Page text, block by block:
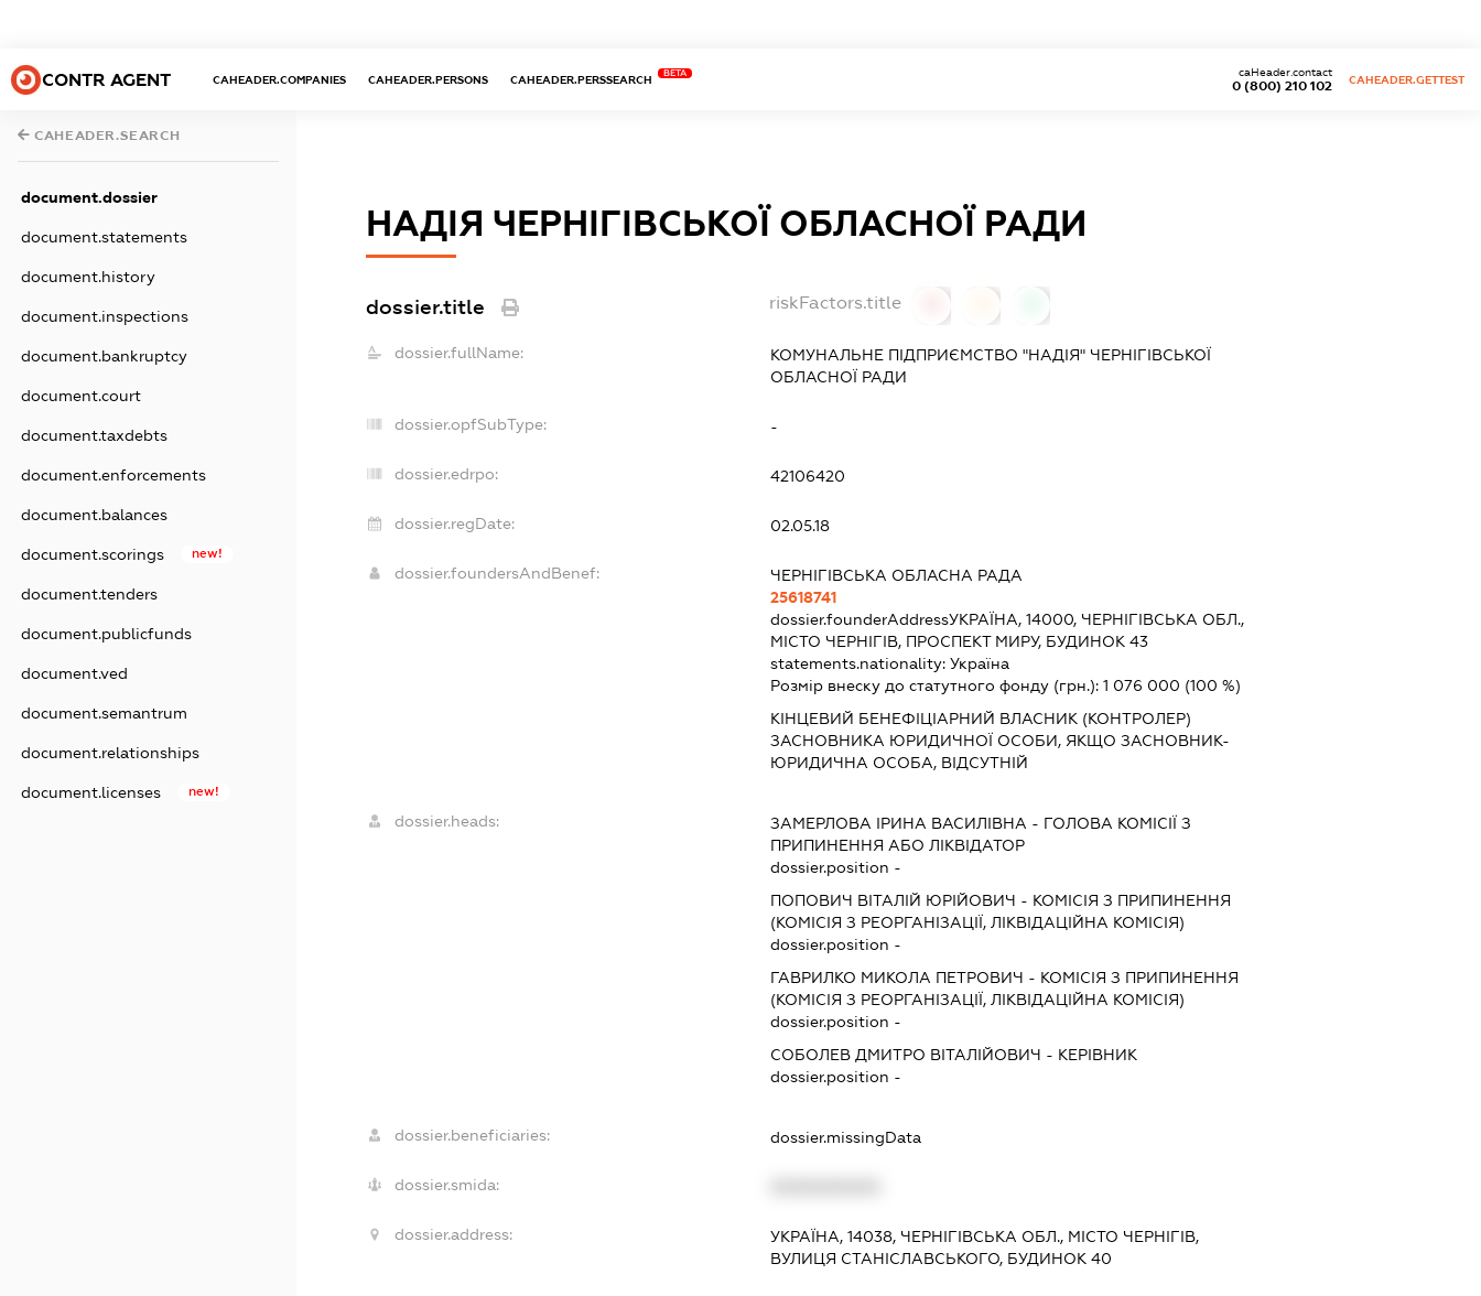
CONTR AGENT CAHEADER.COMPANIES CAHEADER.PERSONS CAHEADER.PERSSEARCH
BETA
0 (800) 210 102
caHeader.contact
CAHEADER.GETTEST
CAHEADER.SEARCH
document.dossier
document.statements
document.history
document.inspections
document.bankruptcy
document.court
document.taxdebts
document.enforcements
document.balances
document.scorings new!
document.tenders
document.publicfunds
document.ved
document.semantrum
document.relationships
document.licenses new!
НАДІЯ ЧЕРНІГІВСЬКОЇ ОБЛАСНОЇ РАДИ
dossier.title riskFactors.title
dossier.fullName:
КОМУНАЛЬНЕ ПІДПРИЄМСТВО "НАДІЯ" ЧЕРНІГІВСЬКОЇ
ОБЛАСНОЇ РАДИ
dossier.opfSubType: -
dossier.edrpo: 42106420
dossier.regDate: 02.05.18
dossier.foundersAndBenef:
ЧЕРНІГІВСЬКА ОБЛАСНА РАДА
25618741
dossier.founderAddressУКРАЇНА, 14000, ЧЕРНІГІВСЬКА ОБЛ.,
МІСТО ЧЕРНІГІВ, ПРОСПЕКТ МИРУ, БУДИНОК 43
statements.nationality: Україна
Розмір внеску до статутного фонду (грн.): 1 076 000 (100 %)
КІНЦЕВИЙ БЕНЕФІЦІАРНИЙ ВЛАСНИК (КОНТРОЛЕР)
ЗАСНОВНИКА ЮРИДИЧНОЇ ОСОБИ, ЯКЩО ЗАСНОВНИК-
ЮРИДИЧНА ОСОБА, ВІДСУТНІЙ
dossier.heads: ЗАМЕРЛОВА ІРИНА ВАСИЛІВНА - ГОЛОВА КОМІСІЇ З
ПРИПИНЕННЯ АБО ЛІКВІДАТОР
dossier.position -
ПОПОВИЧ ВІТАЛІЙ ЮРІЙОВИЧ - КОМІСІЯ З ПРИПИНЕННЯ
(КОМІСІЯ З РЕОРГАНІЗАЦІЇ, ЛІКВІДАЦІЙНА КОМІСІЯ)
dossier.position -
ГАВРИЛКО МИКОЛА ПЕТРОВИЧ - КОМІСІЯ З ПРИПИНЕННЯ
(КОМІСІЯ З РЕОРГАНІЗАЦІЇ, ЛІКВІДАЦІЙНА КОМІСІЯ)
dossier.position -
СОБОЛЕВ ДМИТРО ВІТАЛІЙОВИЧ - КЕРІВНИК
dossier.position -
dossier.beneficiaries: dossier.missingData
dossier.smida:
dossier.address:
УКРАЇНА, 14038, ЧЕРНІГІВСЬКА ОБЛ., МІСТО ЧЕРНІГІВ,
ВУЛИЦЯ СТАНІСЛАВСЬКОГО, БУДИНОК 40